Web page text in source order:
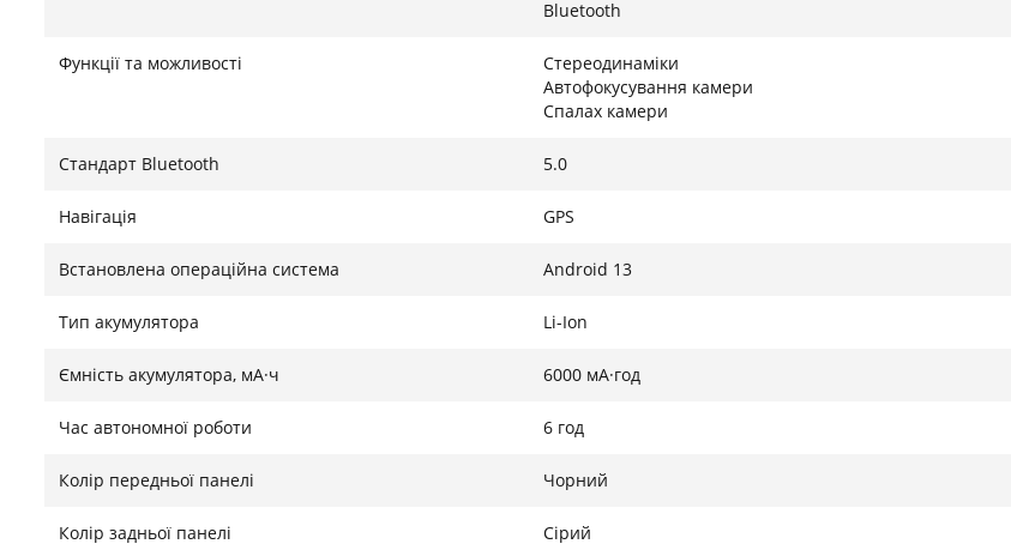
Bluetooth
Функції та можливості
Стереодинаміки
Автофокусування камери
Спалах камери
Стандарт Bluetooth 5.0
Навігація GPS
Встановлена ​​операційна система Android 13
Тип акумулятора Li-Ion
Ємність акумулятора, мА·ч 6000 мА·год
Час автономної роботи 6 год
Колір передньої панелі Чорний
Колір задньої панелі Сірий